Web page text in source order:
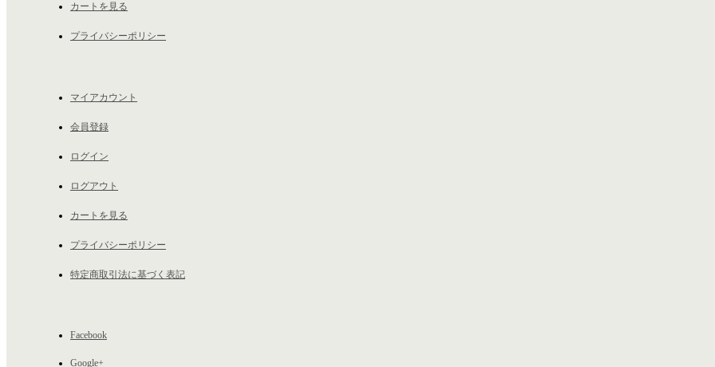
カートを見る
プライバシーポリシー
マイアカウント
会員登録
ログイン
ログアウト
カートを見る
プライバシーポリシー
特定商取引法に基づく表記
Facebook
Google+